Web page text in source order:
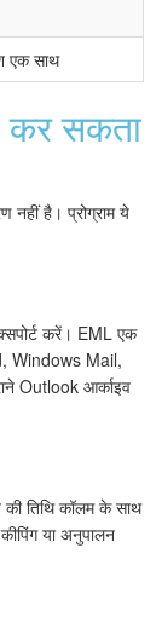
एक साथ
सकता
नहीं है। प्रोग्राम ये
करें। EML एक
Windows Mail,
Outlook आर्काइव
की तिथि कॉलम के साथ
या अनुपालन